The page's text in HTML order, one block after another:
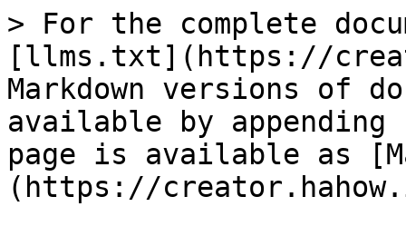
> For the complete
[llms.txt](https://
Markdown versions of
available by
page is available as
(https://